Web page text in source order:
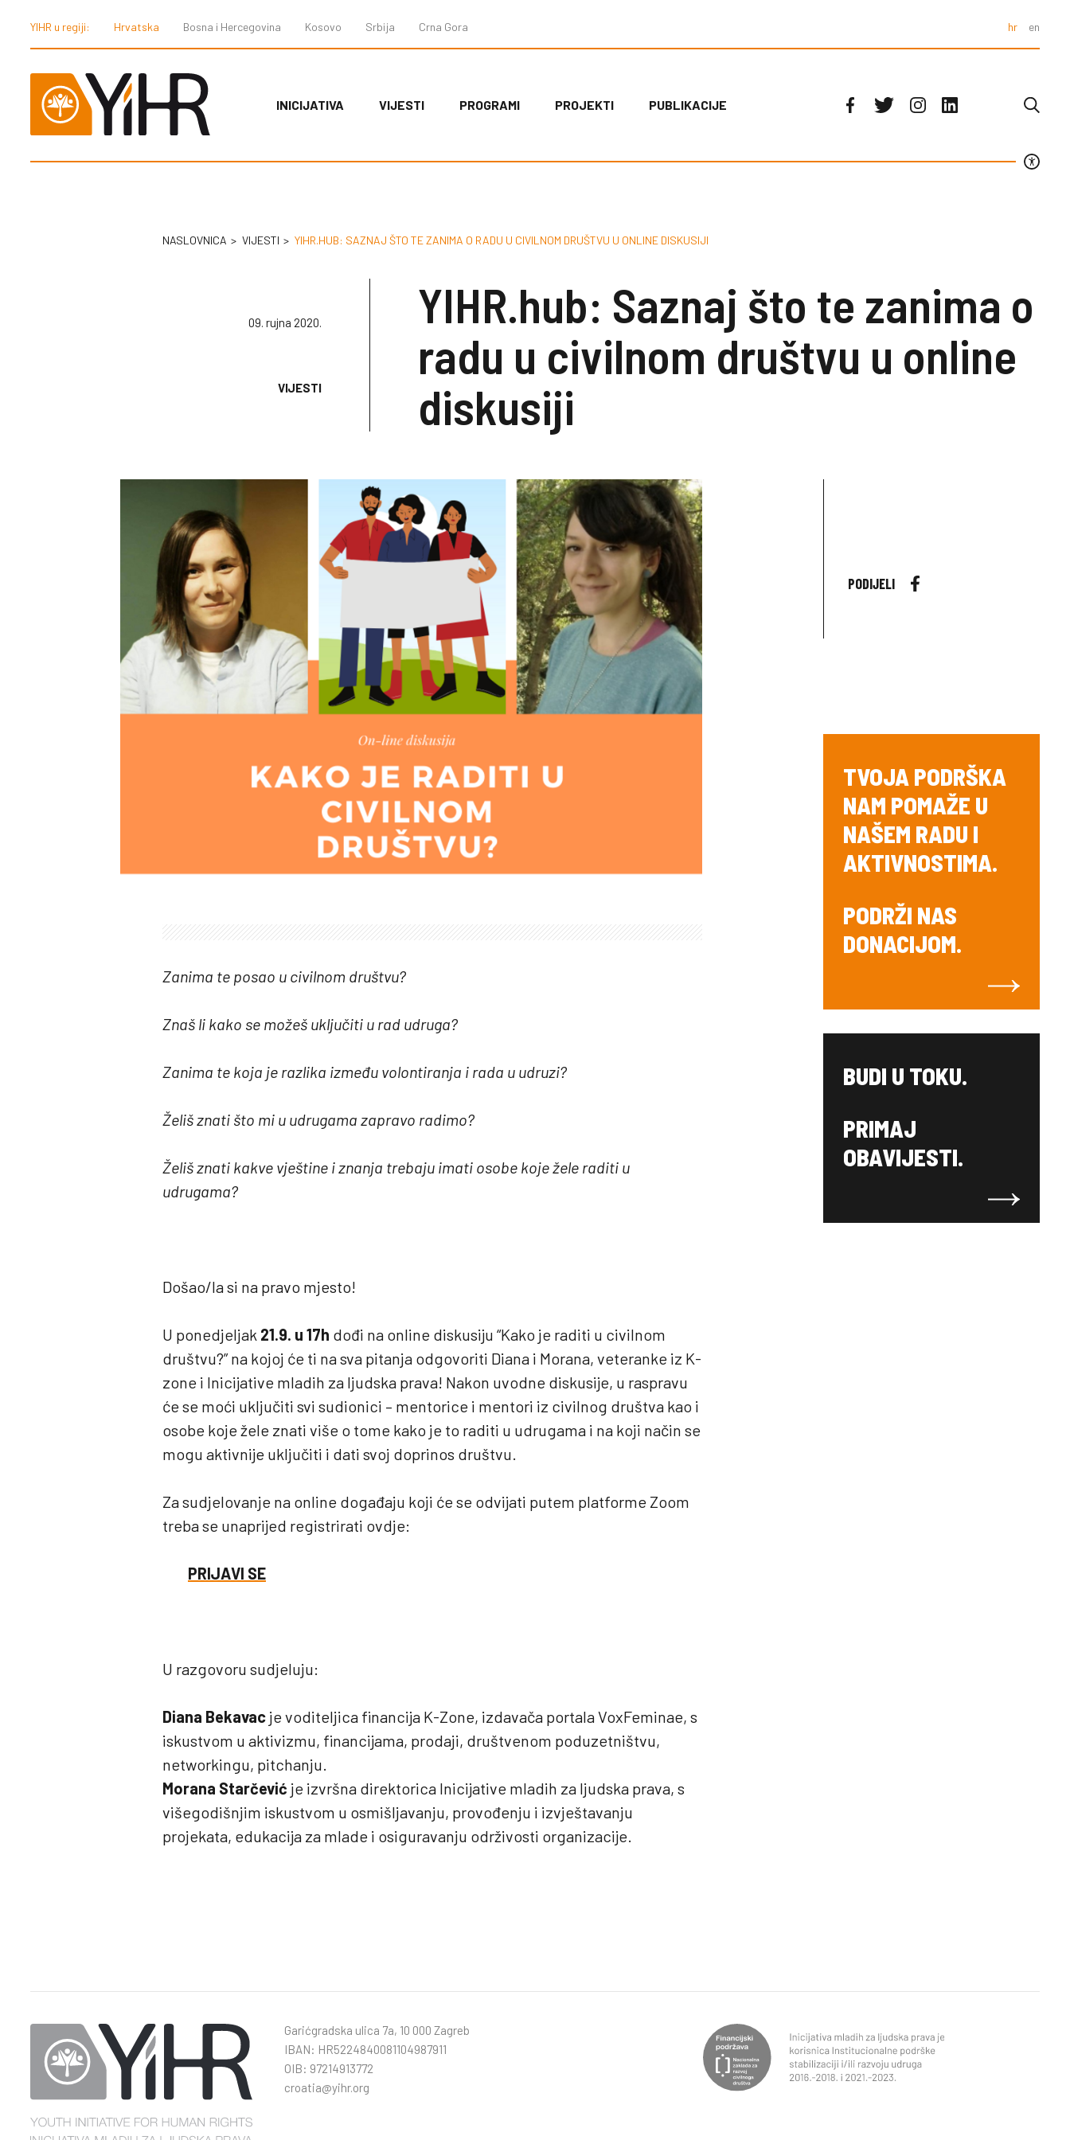
YIHR u regiji: Hrvatska Bosna i Hercegovina Kosovo Srbija Crna Gora hr en
INICIJATIVA VIJESTI PROGRAMI PROJEKTI PUBLIKACIJE
NASLOVNICA VIJESTI YIHR.HUB: SAZNAJ ŠTO TE ZANIMA O RADU U CIVILNOM DRUŠTVU U ONLINE DISKUSIJI
09. rujna 2020.
VIJESTI
YIHR.hub: Saznaj što te zanima o
radu u civilnom društvu u online
diskusiji
Zanima te posao u civilnom društvu?
Znaš li kako se možeš uključiti u rad udruga?
Zanima te koja je razlika između volontiranja i rada u udruzi?
Želiš znati što mi u udrugama zapravo radimo?
Želiš znati kakve vještine i znanja trebaju imati osobe koje žele raditi u
udrugama?
Došao/la si na pravo mjesto!
U ponedjeljak 21.9. u 17h dođi na online diskusiju “Kako je raditi u civilnom
društvu?” na kojoj će ti na sva pitanja odgovoriti Diana i Morana, veteranke iz K-
zone i Inicijative mladih za ljudska prava! Nakon uvodne diskusije, u raspravu
će se moći uključiti svi sudionici – mentorice i mentori iz civilnog društva kao i
osobe koje žele znati više o tome kako je to raditi u udrugama i na koji način se
mogu aktivnije uključiti i dati svoj doprinos društvu.
Za sudjelovanje na online događaju koji će se odvijati putem platforme Zoom
treba se unaprijed registrirati ovdje:
PRIJAVI SE
U razgovoru sudjeluju:
Diana Bekavac je voditeljica financija K-Zone, izdavača portala VoxFeminae, s
iskustvom u aktivizmu, financijama, prodaji, društvenom poduzetništvu,
networkingu, pitchanju.
Morana Starčević je izvršna direktorica Inicijative mladih za ljudska prava, s
višegodišnjim iskustvom u osmišljavanju, provođenju i izvještavanju
projekata, edukacija za mlade i osiguravanju održivosti organizacije.
PODIJELI
TVOJA PODRŠKA
NAM POMAŽE U
NAŠEM RADU I
AKTIVNOSTIMA.
PODRŽI NAS
DONACIJOM.
BUDI U TOKU.
PRIMAJ
OBAVIJESTI.
Garićgradska ulica 7a, 10 000 Zagreb
IBAN: HR5224840081104987911
OIB: 97214913772
croatia@yihr.org